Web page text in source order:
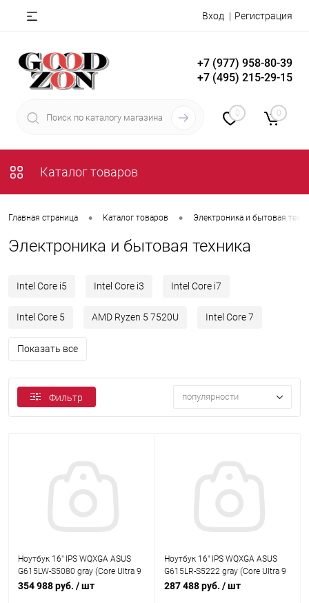
Вход Регистрация
+7 (977) 958-80-39
+7 (495) 215-29-15
0 0
Каталог товаров
Главная страница • Каталог товаров • Электроника и бытовая
Электроника и бытовая техника
Intel Core i5 Intel Core i3 Intel Core i7
Intel Core 5 AMD Ryzen 5 7520U Intel Core 7
Показать все
Фильтр популярности
Ноутбук 16" IPS WQXGA ASUS
G615LW-S5080 gray (Core Ultra 9
275HX/32Gb/1Tb SSD/5080
354 988 руб. / шт
Ноутбук 16" IPS WQXGA ASUS
G615LR-S5222 gray (Core Ultra 9
275HX/32Gb/1Tb SSD/5070 Ti
287 488 руб. / шт